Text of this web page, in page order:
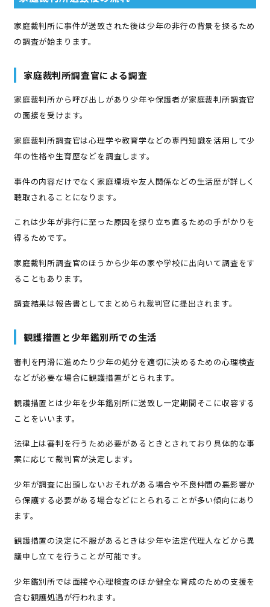
家庭裁判所に事件が送致された後は少年の非行の背景を探るため
の調査が始まります。
家庭裁判所調査官による調査
家庭裁判所から呼び出しがあり少年や保護者が家庭裁判所調査官
の面接を受けます。
家庭裁判所調査官は心理学や教育学などの専門知識を活用して少
年の性格や生育歴などを調査します。
事件の内容だけでなく家庭環境や友人関係などの生活歴が詳しく
聴取されることになります。
これは少年が非行に至った原因を探り立ち直るための手がかりを
得るためです。
家庭裁判所調査官のほうから少年の家や学校に出向いて調査をす
ることもあります。
調査結果は報告書としてまとめられ裁判官に提出されます。
観護措置と少年鑑別所での生活
審判を円滑に進めたり少年の処分を適切に決めるための心理検査
などが必要な場合に観護措置がとられます。
観護措置とは少年を少年鑑別所に送致し一定期間そこに収容する
ことをいいます。
法律上は審判を行うため必要があるときとされており具体的な事
案に応じて裁判官が決定します。
少年が調査に出頭しないおそれがある場合や不良仲間の悪影響か
ら保護する必要がある場合などにとられることが多い傾向にあり
ます。
観護措置の決定に不服があるときは少年や法定代理人などから異
議申し立てを行うことが可能です。
少年鑑別所では面接や心理検査のほか健全な育成のための支援を
含む観護処遇が行われます。